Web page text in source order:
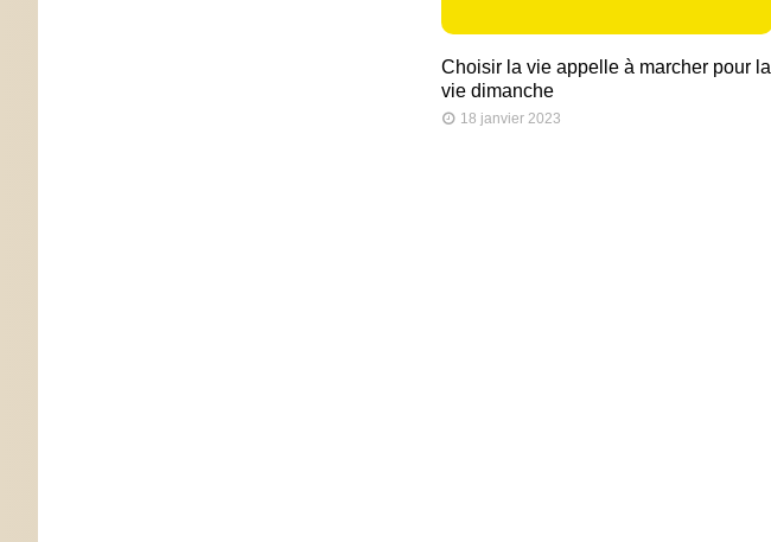
Choisir la vie appelle à marcher pour la
vie dimanche
18 janvier 2023